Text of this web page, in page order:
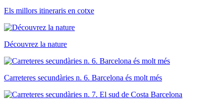
Els millors itineraris en cotxe
Découvrez la nature
Carreteres secundàries n. 6. Barcelona és molt més